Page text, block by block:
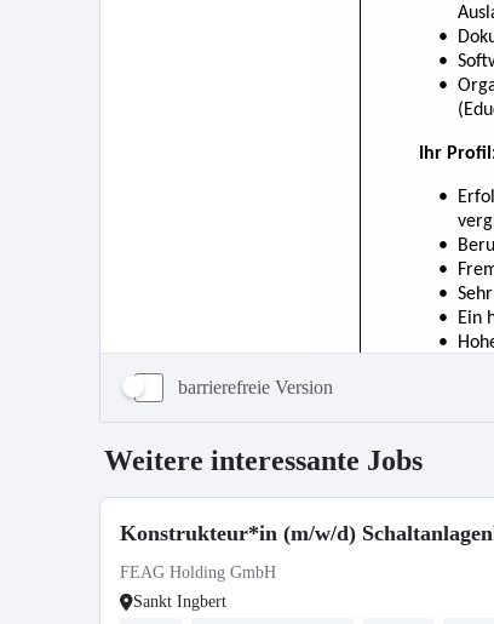
barrierefreie Version
Weitere interessante Jobs
Konstrukteur*in (m/w/d)
FEAG Holding GmbH
Sankt Ingbert